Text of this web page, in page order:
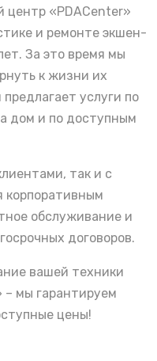
центр «PDACenter»
и ремонте экшен-
За это время мы
к жизни их
услуги по
дом и по доступным
так и с
корпоративным
обслуживание и
договоров.
вашей техники
– мы гарантируем
цены!